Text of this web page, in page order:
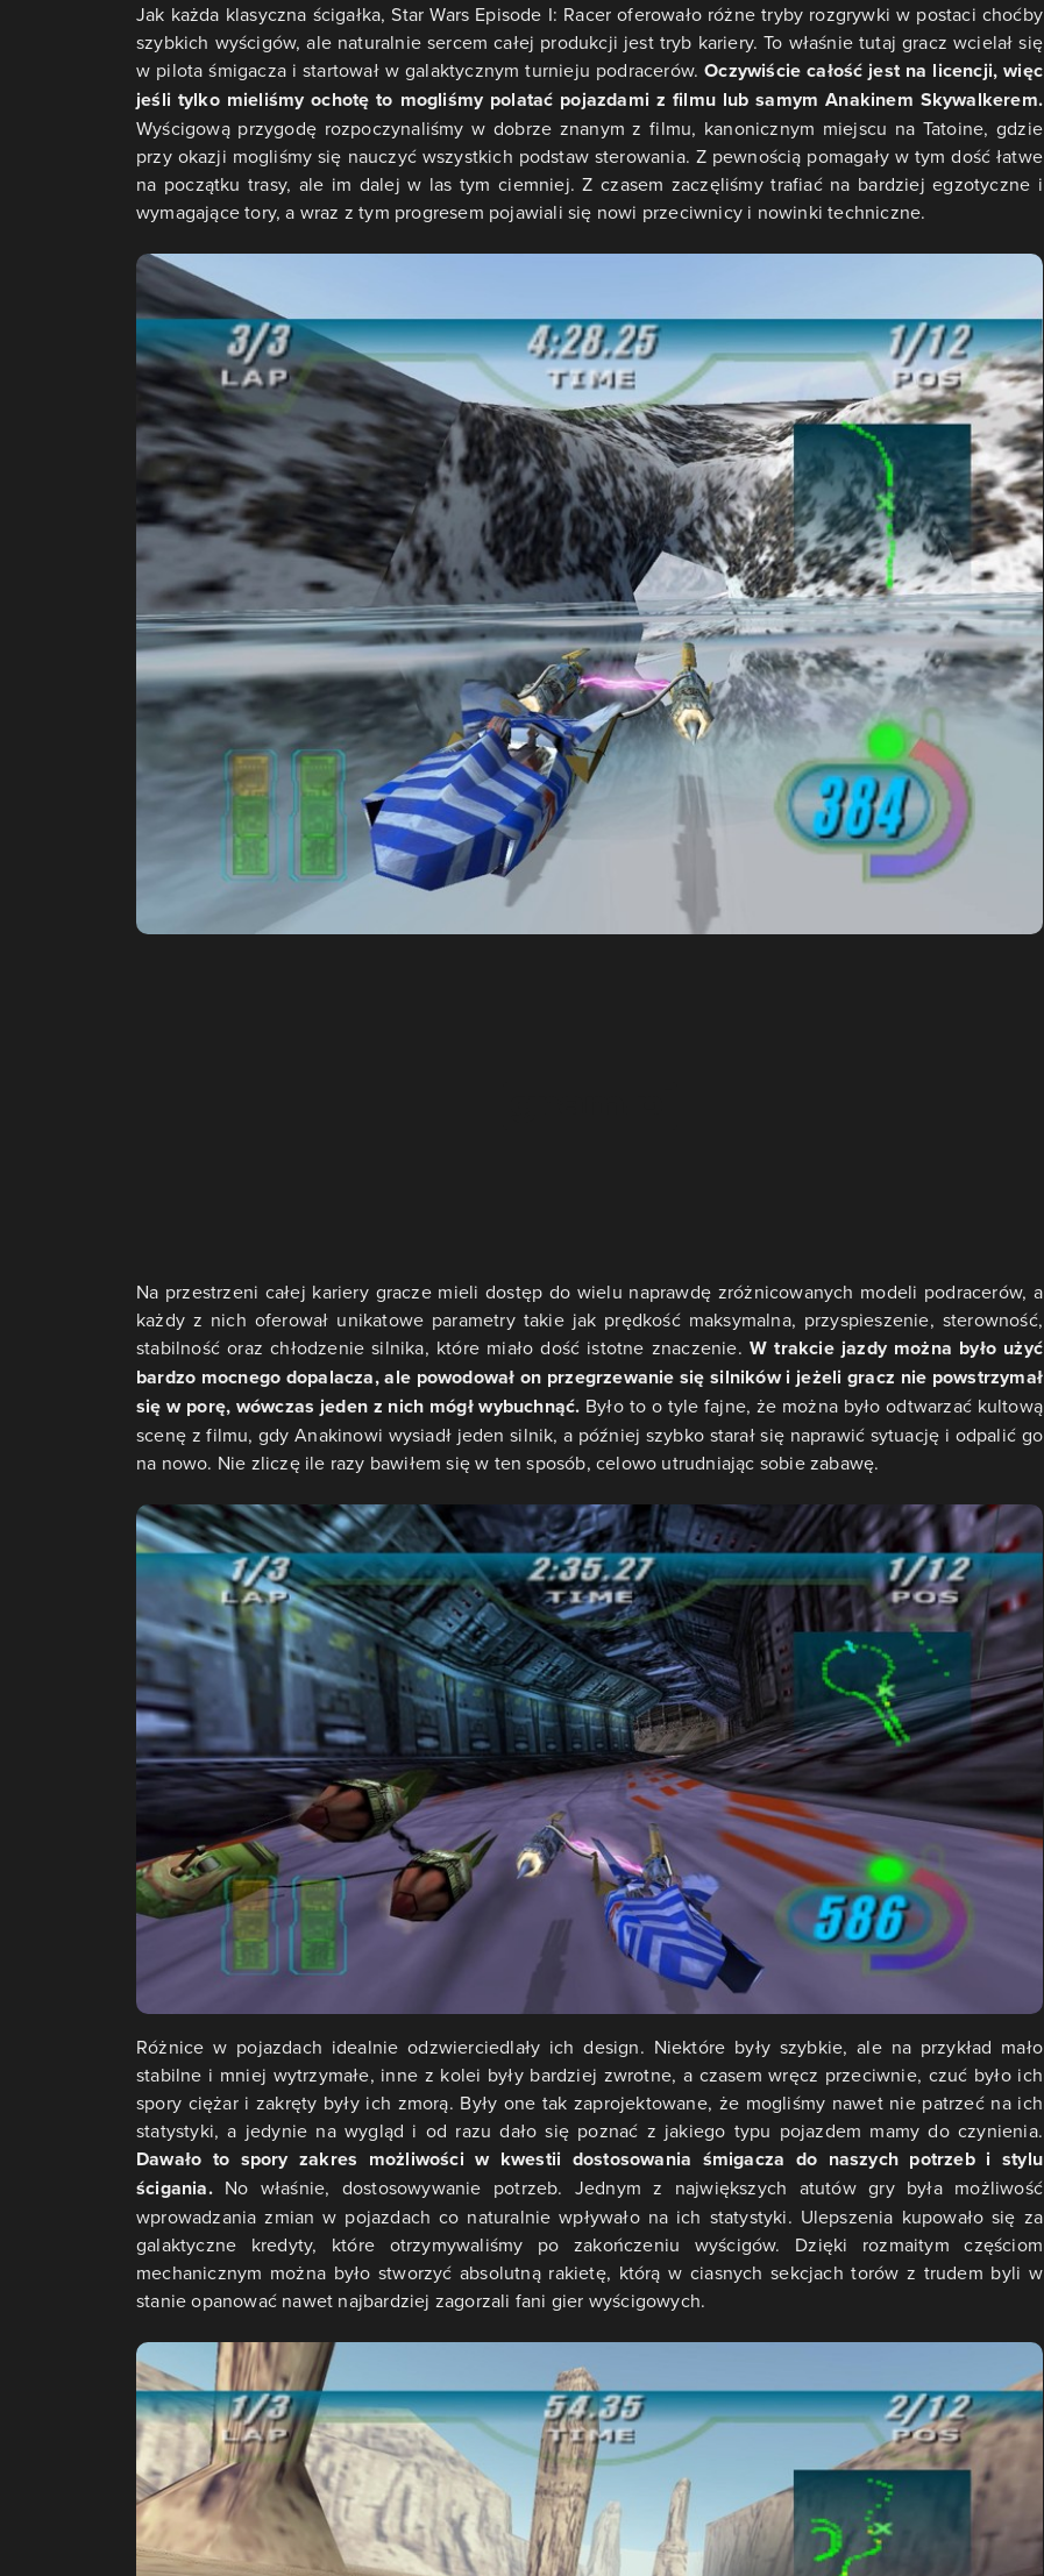
Jak każda klasyczna ścigałka, Star Wars Episode I: Racer oferowało różne tryby rozgrywki w postaci choćby
szybkich wyścigów, ale naturalnie sercem całej produkcji jest tryb kariery. To właśnie tutaj gracz wcielał się
w pilota śmigacza i startował w galaktycznym turnieju podracerów.Oczywiście całość jest na licencji, więc
jeśli tylko mieliśmy ochotę to mogliśmy polatać pojazdami z filmu lub samym Anakinem Skywalkerem.
Wyścigową przygodę rozpoczynaliśmy w dobrze znanym z filmu, kanonicznym miejscu na Tatoine, gdzie
przy okazji mogliśmy się nauczyć wszystkich podstaw sterowania. Z pewnością pomagały w tym dość łatwe
na początku trasy, ale im dalej w las tym ciemniej. Z czasem zaczęliśmy trafiać na bardziej egzotyczne i
wymagające tory, a wraz z tym progresem pojawiali się nowi przeciwnicy i nowinki techniczne.
Na przestrzeni całej kariery gracze mieli dostęp do wielu naprawdę zróżnicowanych modeli podracerów, a
każdy z nich oferował unikatowe parametry takie jak prędkość maksymalna, przyspieszenie, sterowność,
stabilność oraz chłodzenie silnika, które miało dość istotne znaczenie.W trakcie jazdy można było użyć
bardzo mocnego dopalacza, ale powodował on przegrzewanie się silników i jeżeli gracz nie powstrzymał
się w porę, wówczas jeden z nich mógł wybuchnąć. Było to o tyle fajne, że można było odtwarzać kultową
scenę z filmu, gdy Anakinowi wysiadł jeden silnik, a później szybko starał się naprawić sytuację i odpalić go
na nowo. Nie zliczę ile razy bawiłem się w ten sposób, celowo utrudniając sobie zabawę.
Różnice w pojazdach idealnie odzwierciedlały ich design. Niektóre były szybkie, ale na przykład mało
stabilne i mniej wytrzymałe, inne z kolei były bardziej zwrotne, a czasem wręcz przeciwnie, czuć było ich
spory ciężar i zakręty były ich zmorą. Były one tak zaprojektowane, że mogliśmy nawet nie patrzeć na ich
statystyki, a jedynie na wygląd i od razu dało się poznać z jakiego typu pojazdem mamy do czynienia.
Dawało to spory zakres możliwości w kwestii dostosowania śmigacza do naszych potrzeb i stylu
ścigania. No właśnie, dostosowywanie potrzeb. Jednym z największych atutów gry była możliwość
wprowadzania zmian w pojazdach co naturalnie wpływało na ich statystyki. Ulepszenia kupowało się za
galaktyczne kredyty, które otrzymywaliśmy po zakończeniu wyścigów. Dzięki rozmaitym częściom
mechanicznym można było stworzyć absolutną rakietę, którą w ciasnych sekcjach torów z trudem byli w
stanie opanować nawet najbardziej zagorzali fani gier wyścigowych.